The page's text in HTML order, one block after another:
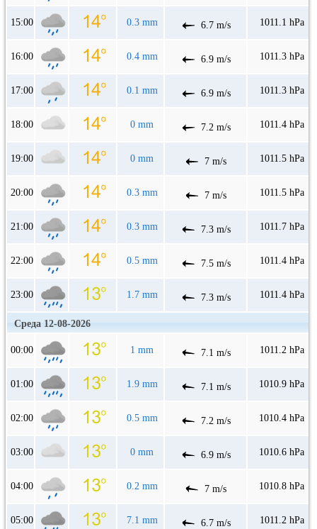
15:00 0.3 mm 6.7 m/s 1011.1 hPa
16:00 0.4 mm 6.9 m/s 1011.3 hPa
17:00 0.1 mm 6.9 m/s 1011.3 hPa
18:00 0 mm 7.2 m/s 1011.4 hPa
19:00 0 mm 7 m/s 1011.5 hPa
20:00 0.3 mm 7 m/s 1011.5 hPa
21:00 0.3 mm 7.3 m/s 1011.7 hPa
22:00 0.5 mm 7.5 m/s 1011.4 hPa
23:00 1.7 mm 7.3 m/s 1011.4 hPa
Среда 12-08-2026
00:00 1 mm 7.1 m/s 1011.2 hPa
01:00 1.9 mm 7.1 m/s 1010.9 hPa
02:00 0.5 mm 7.2 m/s 1010.4 hPa
03:00 0 mm 6.9 m/s 1010.6 hPa
04:00 0.2 mm 7 m/s 1010.8 hPa
05:00 7.1 mm 6.7 m/s 1011.2 hPa